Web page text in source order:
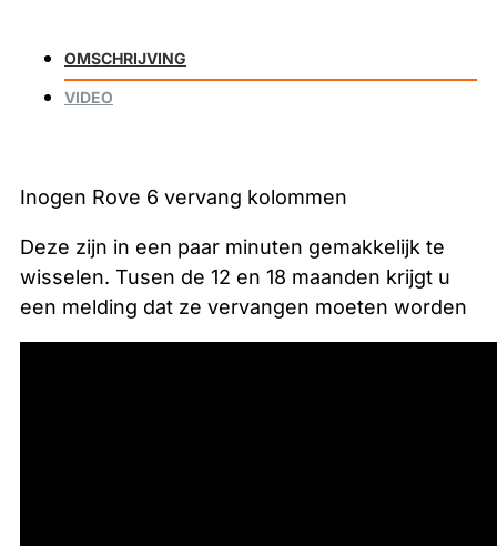
OMSCHRIJVING
VIDEO
Inogen Rove 6 vervang kolommen
Deze zijn in een paar minuten gemakkelijk te
wisselen. Tusen de 12 en 18 maanden krijgt u
een melding dat ze vervangen moeten worden